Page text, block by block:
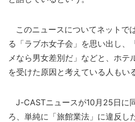
このニュースについてネットで
る「ラブホ女子会」を思い出し、
メなら男女差別だ」などと、ホテ
を受けた原因と考えている人もい
J-CASTニュースが10月25日に
ろ、単純に「旅館業法」に違反し